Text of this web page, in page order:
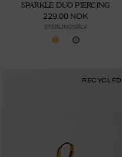
SPARKLE DUO PIERCING
229.00 NOK
STERLINGSØLV
RECYCLED